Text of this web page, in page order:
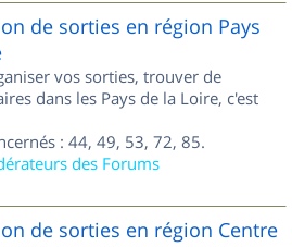
de sorties en région Pays
vos sorties, trouver de
dans les Pays de la Loire, c'est
: 44, 49, 53, 72, 85.
des Forums
de sorties en région Centre